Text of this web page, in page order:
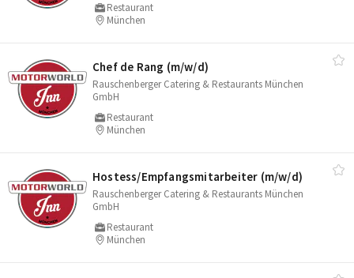
Restaurant
München
Chef de Rang (m/​w/​d)
Rauschenberger Catering & Restaurants München
GmbH
Restaurant
München
Hostess/​Empfangsmitarbeiter (m/​w/​d)
Rauschenberger Catering & Restaurants München
GmbH
Restaurant
München